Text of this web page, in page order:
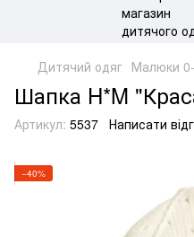
Дитячий одяг Малюки
Шапка H*M
Артикул: 5537 Написати
−40%